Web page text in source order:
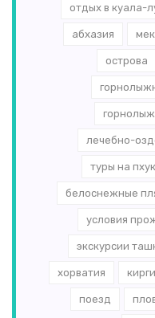
отдых в куала-
абхазия
острова
лечебно-
туры на
белоснежные
условия
экскурсии
хорватия
поезд